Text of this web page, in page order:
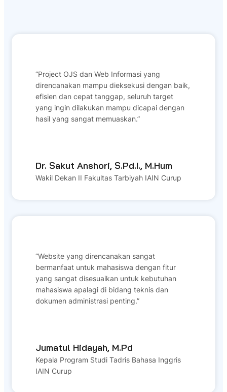
“Project OJS dan Web Informasi yang
direncanakan mampu dieksekusi dengan baik,
efisien dan cepat tanggap, seluruh target
yang ingin dilakukan mampu dicapai dengan
hasil yang sangat memuaskan.”
Dr. Sakut Anshori, S.Pd.I., M.Hum
Wakil Dekan II Fakultas Tarbiyah IAIN Curup
“Website yang direncanakan sangat
bermanfaat untuk mahasiswa dengan fitur
yang sangat disesuaikan untuk kebutuhan
mahasiswa apalagi di bidang teknis dan
dokumen administrasi penting.”
Jumatul Hidayah, M.Pd
Kepala Program Studi Tadris Bahasa Inggris
IAIN Curup